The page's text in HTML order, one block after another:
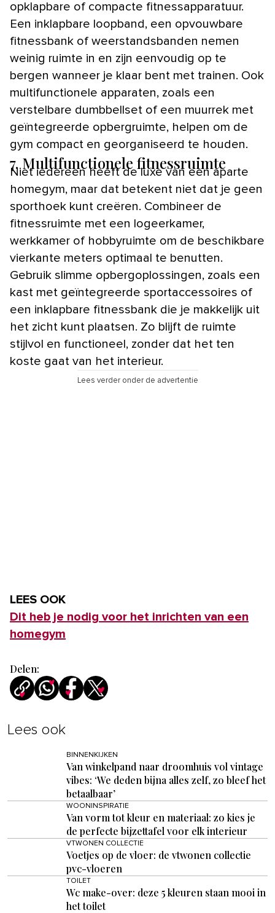
opklapbare of compacte fitnessapparatuur.
Een inklapbare loopband, een opvouwbare
fitnessbank of weerstandsbanden nemen
weinig ruimte in en zijn eenvoudig op te
bergen wanneer je klaar bent met trainen. Ook
multifunctionele apparaten, zoals een
verstelbare dumbbellset of een muurrek met
geïntegreerde opbergruimte, helpen om de
gym compact en georganiseerd te houden.
7.Multifunctionele fitnessruimte
Niet iedereen heeft de luxe van een aparte
homegym, maar dat betekent niet dat je geen
sporthoek kunt creëren. Combineer de
fitnessruimte met een logeerkamer,
werkkamer of hobbyruimte om de beschikbare
vierkante meters optimaal te benutten.
Gebruik slimme opbergoplossingen, zoals een
kast met geïntegreerde sportaccessoires of
een inklapbare fitnessbank die je makkelijk uit
het zicht kunt plaatsen. Zo blijft de ruimte
stijlvol en functioneel, zonder dat het ten
koste gaat van het interieur.
Lees verder onder de advertentie
LEES OOK
Dit heb je nodig voor het inrichten van een
homegym
Delen:
Lees ook
BINNENKIJKEN
Van winkelpand naar droomhuis vol vintage
vibes: ‘We deden bijna alles zelf, zo bleef het
betaalbaar’
WOONINSPIRATIE
Van vorm tot kleur en materiaal: zo kies je
de perfecte bijzettafel voor elk interieur
VTWONEN COLLECTIE
Voetjes op de vloer: de vtwonen collectie
pvc-vloeren
TOILET
Wc make-over: deze 5 kleuren staan mooi in
het toilet